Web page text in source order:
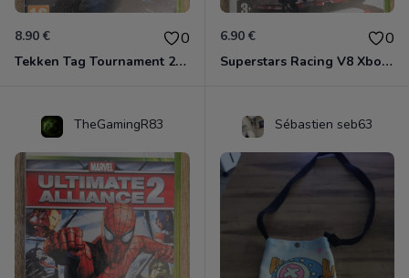
8.90 € 0
Tekken Tag Tournament 2 Xbox 360
6.90 € 0
Superstars Racing V8 Xbox 360
TheGamingR83 Sébastien seb63